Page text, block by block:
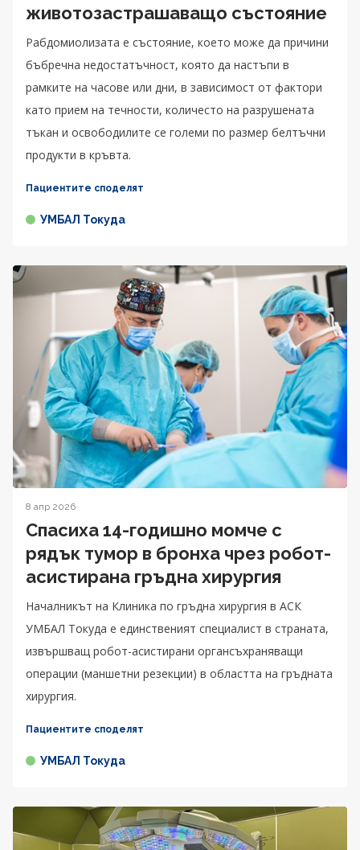
животозастрашаващо състояние
Рабдомиолизата е състояние, което може да причини
бъбречна недостатъчност, която да настъпи в
рамките на часове или дни, в зависимост от фактори
като прием на течности, количесто на разрушената
тъкан и освободилите се големи по размер белтъчни
продукти в кръвта.
Пациентите споделят
УМБАЛ Токуда
8 апр 2026
Спасиха 14-годишно момче с
рядък тумор в бронха чрез робот-
асистирана гръдна хирургия
Началникът на Клиника по гръдна хирургия в АСК
УМБАЛ Токуда е единственият специалист в страната,
извършващ робот-асистирани органсъхраняващи
операции (маншетни резекции) в областта на гръдната
хирургия.
Пациентите споделят
УМБАЛ Токуда